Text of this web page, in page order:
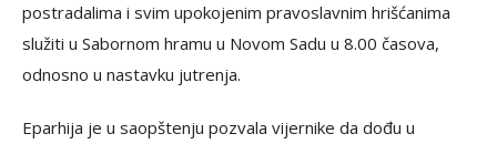
postradalima i svim upokojenim pravoslavnim hrišćanima
služiti u Sabornom hramu u Novom Sadu u 8.00 časova,
odnosno u nastavku jutrenja.
Eparhija je u saopštenju pozvala vijernike da dođu u